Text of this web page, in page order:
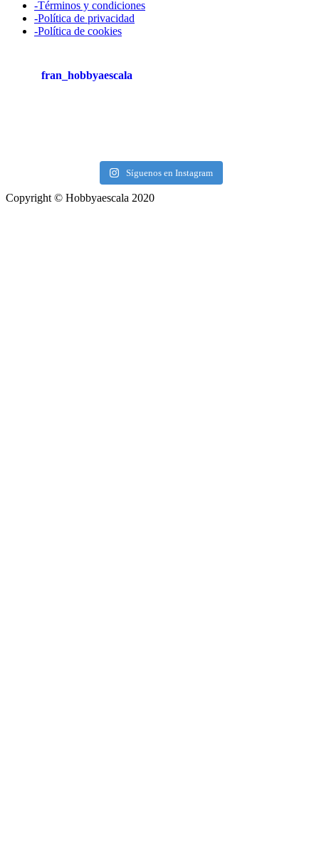
-Términos y condiciones
-Política de privacidad
-Política de cookies
fran_hobbyaescala
Síguenos en Instagram
Copyright © Hobbyaescala 2020